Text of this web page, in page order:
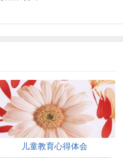
儿童教育心得体会